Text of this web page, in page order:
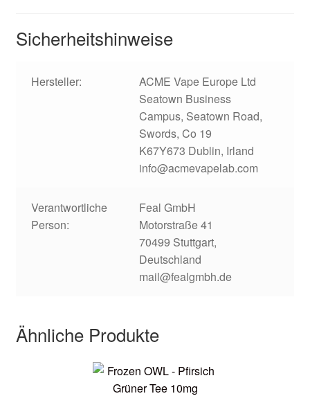
Sicherheitshinweise
Hersteller:
ACME Vape Europe Ltd
Seatown Business
Campus, Seatown Road,
Swords, Co 19
K67Y673 Dublin, Irland
info@acmevapelab.com
Verantwortliche
Person:
Feal GmbH
Motorstraße 41
70499 Stuttgart,
Deutschland
mail@fealgmbh.de
Ähnliche Produkte